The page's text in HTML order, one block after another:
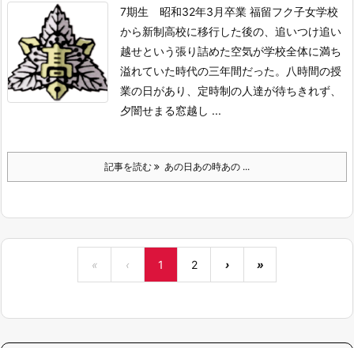
7期生 昭和32年3月卒業 福留フク子女学校
から新制高校に移行した後の、追いつけ追い
越せという張り詰めた空気が学校全体に満ち
溢れていた時代の三年間だった。八時間の授
業の日があり、定時制の人達が待ちきれず、
夕闇せまる窓越し ...
記事を読む あの日あの時あの ...
« ‹ 1 2 › »